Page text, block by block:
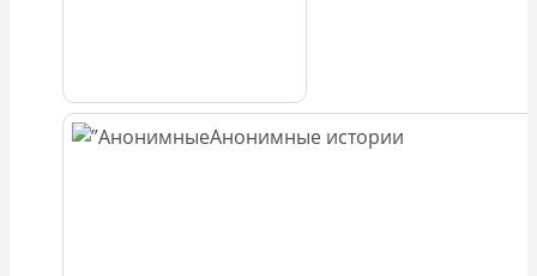
Анонимные истории